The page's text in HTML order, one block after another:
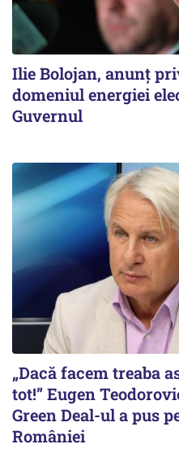
Ilie Bolojan, anunț
domeniul energiei
Guvernul
„Dacă facem treaba
tot!” Eugen
Green Deal-ul a pus
României